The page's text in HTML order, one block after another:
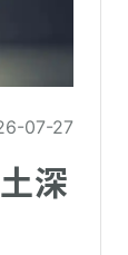
07-27
深